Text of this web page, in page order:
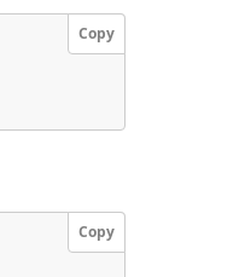
Copy
Copy